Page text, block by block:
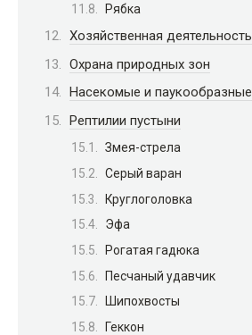
Рябка
Хозяйственная деятельность
Охрана природных зон
Насекомые и паукообразные
Рептилии пустыни
Змея-стрела
Серый варан
Круглоголовка
Эфа
Рогатая гадюка
Песчаный удавчик
Шипохвосты
Геккон